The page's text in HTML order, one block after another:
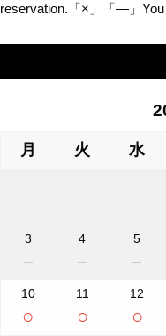
reservation.「×」「―」
月 火 水
3
－
4
－
5
－
10
○
11
○
12
○